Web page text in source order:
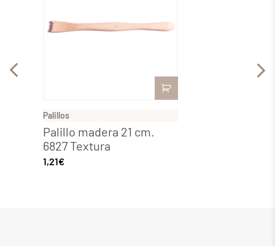
Palillos
Palillo madera 21 cm.
6827 Textura
1,21€